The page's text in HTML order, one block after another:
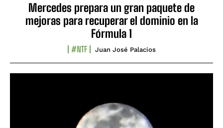
Mercedes prepara un gran paquete de
mejoras para recuperar el dominio en la
Fórmula 1
#NTF Juan José Palacios